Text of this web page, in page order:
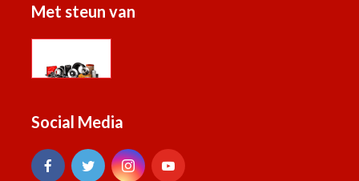
Met steun van
Social Media